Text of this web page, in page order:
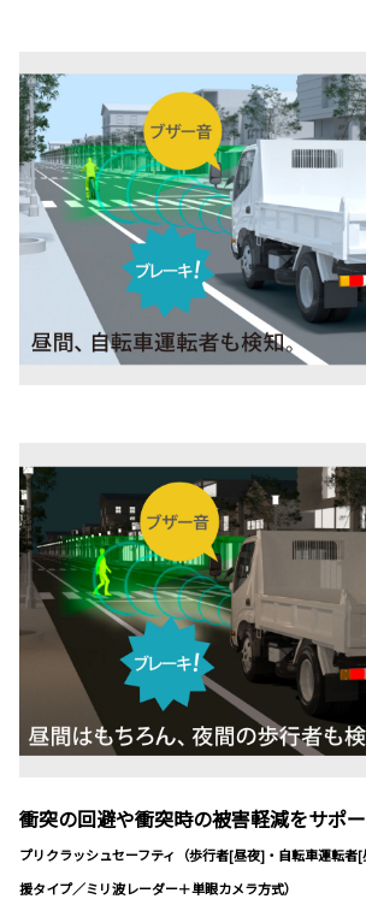
衝突の回避や衝突時の被害軽減をサポ
プリクラッシュセーフティ（歩行者[昼夜]・自転車運転者
援タイプ／ミリ波レーダー＋単眼カメラ方式）